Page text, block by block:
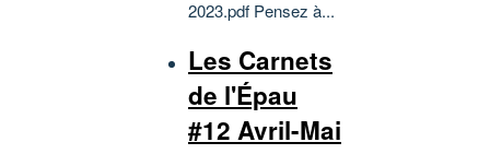
2023.pdf Pensez à...
Les Carnets
de l'Épau
#12 Avril-Mai